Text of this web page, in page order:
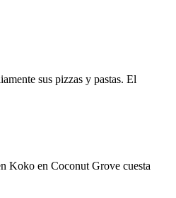
sus pizzas y pastas. El
Koko en Coconut Grove cuesta